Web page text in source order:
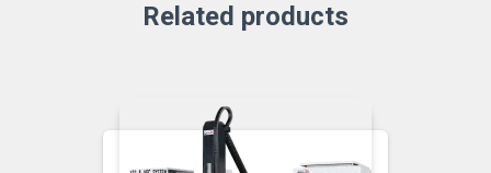
Related products